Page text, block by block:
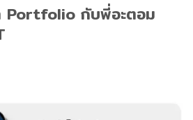
Portfolio กับพี่อะตอม